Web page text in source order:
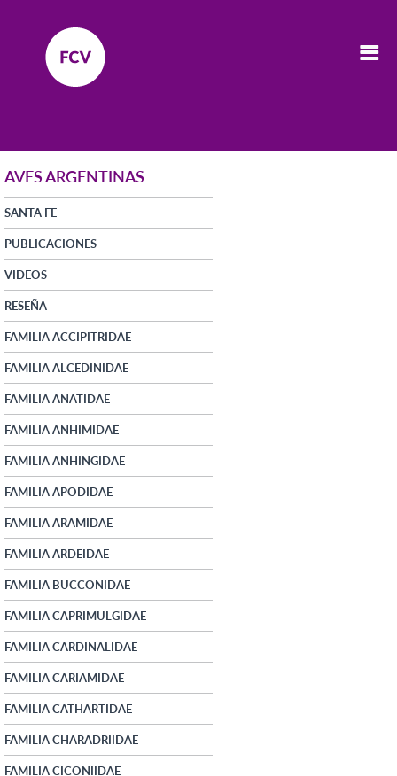
AVES ARGENTINAS
SANTA FE
PUBLICACIONES
VIDEOS
RESEÑA
FAMILIA ACCIPITRIDAE
FAMILIA ALCEDINIDAE
FAMILIA ANATIDAE
FAMILIA ANHIMIDAE
FAMILIA ANHINGIDAE
FAMILIA APODIDAE
FAMILIA ARAMIDAE
FAMILIA ARDEIDAE
FAMILIA BUCCONIDAE
FAMILIA CAPRIMULGIDAE
FAMILIA CARDINALIDAE
FAMILIA CARIAMIDAE
FAMILIA CATHARTIDAE
FAMILIA CHARADRIIDAE
FAMILIA CICONIIDAE